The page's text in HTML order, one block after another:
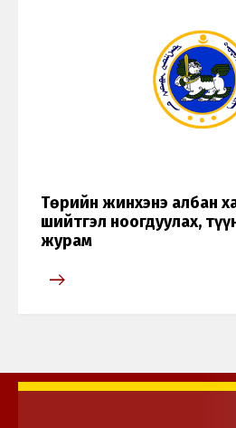
Төрийн жинхэнэ албан
шийтгэл ноогдуулах,
журам